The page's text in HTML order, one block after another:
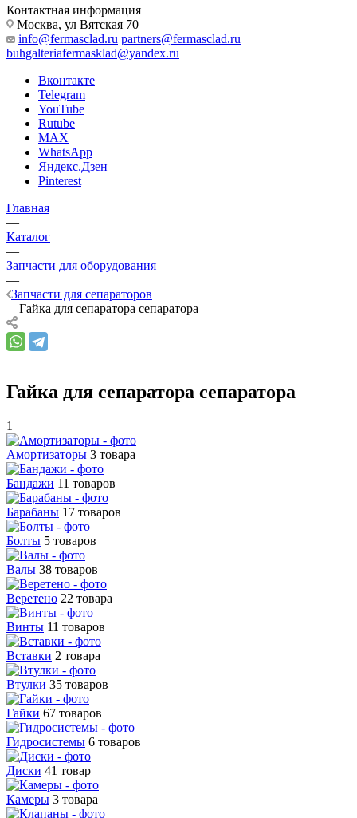
Контактная информация
Москва, ул Вятская 70
info@fermasclad.ru partners@fermasclad.ru
buhgalteriafermasklad@yandex.ru
Вконтакте
Telegram
YouTube
Rutube
MAX
WhatsApp
Яндекс.Дзен
Pinterest
Главная
—
Каталог
—
Запчасти для оборудования
—
Запчасти для сепараторов
—Гайка для сепаратора сепаратора
Гайка для сепаратора сепаратора
1
Амортизаторы 3 товара
Бандажи 11 товаров
Барабаны 17 товаров
Болты 5 товаров
Валы 38 товаров
Веретено 22 товара
Винты 11 товаров
Вставки 2 товара
Втулки 35 товаров
Гайки 67 товаров
Гидросистемы 6 товаров
Диски 41 товар
Камеры 3 товара